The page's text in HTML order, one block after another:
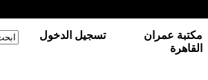
مكتبة عمران
القاهرة
تسجيل الدخول